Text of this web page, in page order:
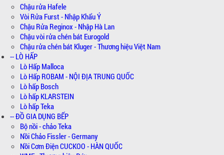
Chậu rửa Hafele
Vòi Rửa Furst - Nhập Khẩu Ý
Chậu Rửa Reginox - Nhập Hà Lan
Chậu vòi rửa chén bát Eurogold
Chậu rửa chén bát Kluger - Thương hiệu Việt Nam
-- LÒ HẤP
Lò Hấp Malloca
Lò Hấp ROBAM - NỘI ĐỊA TRUNG QUỐC
Lò hấp Bosch
Lò hấp KLARSTEIN
Lò hấp Teka
-- ĐỒ GIA DỤNG BẾP
Bộ nồi - chảo Teka
Nồi Chảo Fissler - Germany
Nồi Cơm Điện CUCKOO - HÀN QUỐC